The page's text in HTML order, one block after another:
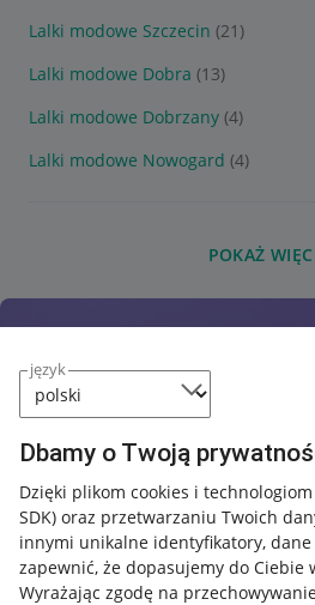
język
Dbamy o Twoją
Dzięki plikom cookies i
SDK) oraz przetwarzaniu Twoich
innymi unikalne identyfikatory,
zapewnić, że dopasujemy do Ciebie
Wyrażając zgodę na
Lalki modowe Szczecin (21)
Lalki modowe Dobra (13)
Lalki modowe Dobrzany (4)
Lalki modowe Nowogard (4)
POKAŻ